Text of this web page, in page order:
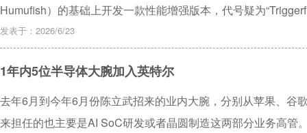
Humufish）的基础上开发一款性能增强版本，代号疑为
学习（RL）场景。联发科将独家获得该新增订单，预计2028年
发表于：2026/6/23
1年内5位半导体大腕加入英特尔
去年6月到今年6月份陈立武招来的业内大腕，分别从苹果、谷
来担任的也主要是AI SoC研发或者晶圆制造这两部分业务高管